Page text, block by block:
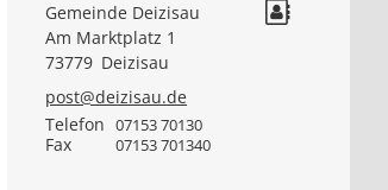
Gemeinde Deizisau
Am Marktplatz 1
73779 Deizisau
post@deizisau.de
Telefon 07153 70130
Fax 07153 701340